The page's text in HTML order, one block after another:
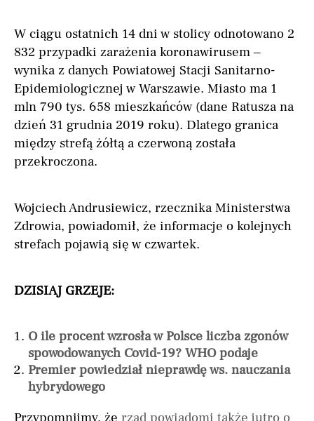
W ciągu ostatnich 14 dni w stolicy odnotowano 2
832 przypadki zarażenia koronawirusem –
wynika z danych Powiatowej Stacji Sanitarno-
Epidemiologicznej w Warszawie. Miasto ma 1
mln 790 tys. 658 mieszkańców (dane Ratusza na
dzień 31 grudnia 2019 roku). Dlatego granica
między strefą żółtą a czerwoną została
przekroczona.
Wojciech Andrusiewicz, rzecznika Ministerstwa
Zdrowia, powiadomił, że informacje o kolejnych
strefach pojawią się w czwartek.
DZISIAJ GRZEJE:
O ile procent wzrosła w Polsce liczba zgonów
spowodowanych Covid-19? WHO podaje
Premier powiedział nieprawdę ws. nauczania
hybrydowego